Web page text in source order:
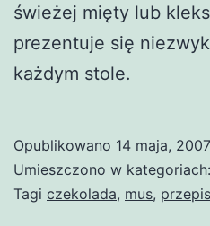
świeżej mięty lub
prezentuje się
każdym stole.
Opublikowano 14 maja, 2007
Umieszczono w kategoriach:
Tagi czekolada, mus,